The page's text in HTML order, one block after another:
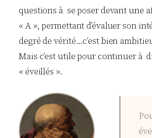
questions à se poser devant une
« A », permettant d’évaluer son
degré de vérité…c’est bien
Mais c’est utile pour continuer à
« éveillés ».